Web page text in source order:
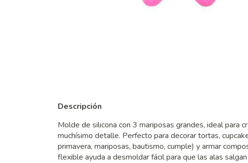
Descripción
Molde de silicona con 3 mariposas grandes, ideal para
muchísimo detalle. Perfecto para decorar tortas,
primavera, mariposas, bautismo, cumple) y armar
flexible ayuda a desmoldar fácil para que las alas